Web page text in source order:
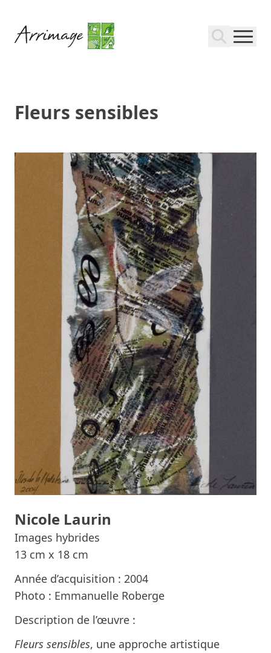
Fleurs sensibles
Nicole Laurin
Images hybrides
13 cm x 18 cm
Année d’acquisition : 2004
Photo : Emmanuelle Roberge
Description de l’œuvre :
Fleurs sensibles, une approche artistique